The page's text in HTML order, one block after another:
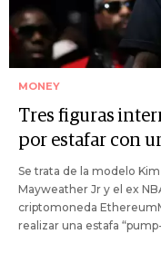
MONEY
Tres figuras
por estafar con
Se trata de la modelo
Mayweather Jr y el ex
criptomoneda
realizar una estafa